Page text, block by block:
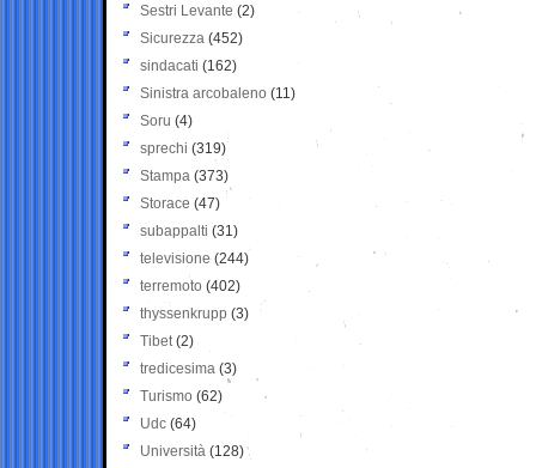
Sestri Levante (2)
Sicurezza (452)
sindacati (162)
Sinistra arcobaleno (11)
Soru (4)
sprechi (319)
Stampa (373)
Storace (47)
subappalti (31)
televisione(244)
terremoto (402)
thyssenkrupp (3)
Tibet(2)
tredicesima (3)
Turismo (62)
Udc (64)
Università (128)